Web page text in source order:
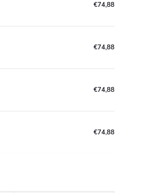
€74,88
€74,88
€74,88
€74,88